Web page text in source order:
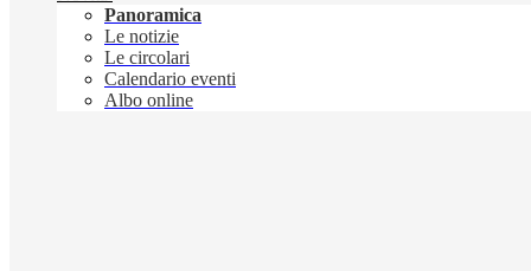
Panoramica
Le notizie
Le circolari
Calendario eventi
Albo online